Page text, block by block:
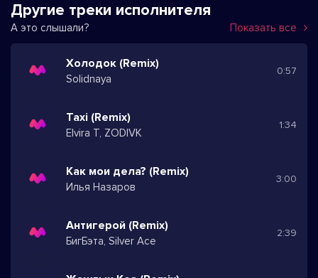
Другие треки исполнителя
А это слышали? Показать все
Холодок (Remix)
Solidnaya
0:57
Taxi (Remix)
Elvira T, ZODIVK
1:34
Как мои дела? (Remix)
Илья Назаров
3:00
Антигерой (Remix)
БигБэта, Silver Ace
2:39